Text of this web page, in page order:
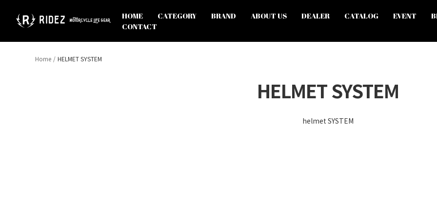
content
HOME CATEGORY BRAND ABOUT US DEALER CATALOG EVENT
CONTACT
オ
フ
Home HELMET SYSTEM
HELMET SYSTEM
helmet SYSTEM